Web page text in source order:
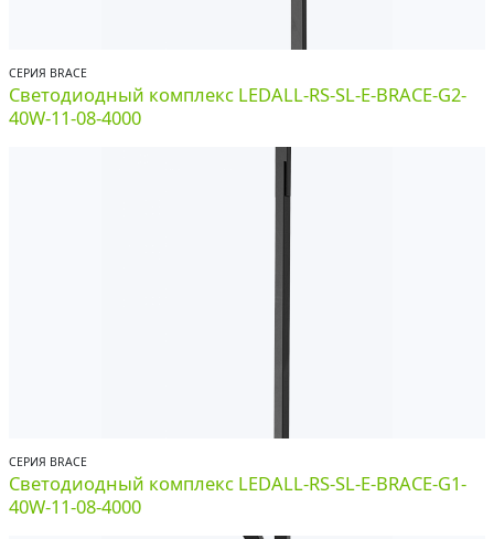
СЕРИЯ BRACE
Светодиодный комплекс LEDALL-RS-SL-E-BRACE-G2-
40W-11-08-4000
СЕРИЯ BRACE
Светодиодный комплекс LEDALL-RS-SL-E-BRACE-G1-
40W-11-08-4000